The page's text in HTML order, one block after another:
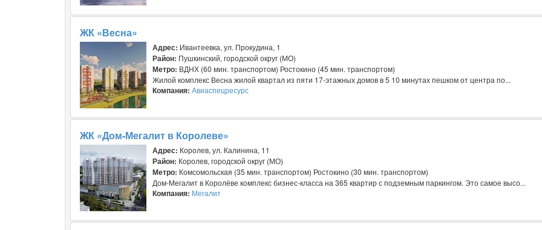
ЖК «Весна»
Адрес: Ивантеевка, ул. Прокудина, 1
Район: Пушкинский, городской округ (МО)
Метро: ВДНХ (60 мин. транспортом) Ростокино (45 мин. транспортом)
Жилой комплекс Весна жилой квартал из пяти 17-этажных домов в 5 10 минутах пешком от центра по...
Компания: Авиаспецресурс
ЖК «Дом-Мегалит в Королеве»
Адрес: Королев, ул. Калинина, 11
Район: Королев, городской округ (МО)
Метро: Комсомольская (35 мин. транспортом) Ростокино (30 мин. транспортом)
Дом‐Мегалит в Королёве комплекс бизнес‐класса на 365 квартир с подземным паркингом. Это самое высо...
Компания: Мегалит